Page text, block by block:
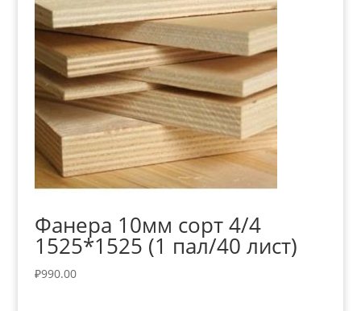
Фанера 10мм сорт 4/4
1525*1525 (1 пал/40 лист)
₽990.00